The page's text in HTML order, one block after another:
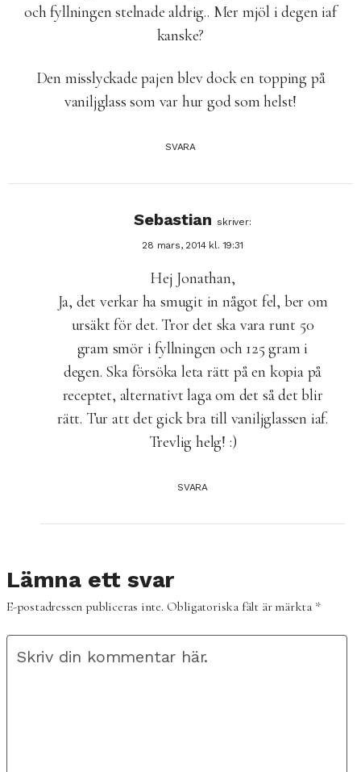
och fyllningen stelnade aldrig.. Mer mjöl i degen iaf
kanske?
Den misslyckade pajen blev dock en topping på
vaniljglass som var hur god som helst!
SVARA
Sebastian skriver:
28 mars, 2014 kl. 19:31
Hej Jonathan,
Ja, det verkar ha smugit in något fel, ber om
ursäkt för det. Tror det ska vara runt 50
gram smör i fyllningen och 125 gram i
degen. Ska försöka leta rätt på en kopia på
receptet, alternativt laga om det så det blir
rätt. Tur att det gick bra till vaniljglassen iaf.
Trevlig helg! :)
SVARA
Lämna ett svar
E-postadressen publiceras inte.Obligatoriska fält är märkta *